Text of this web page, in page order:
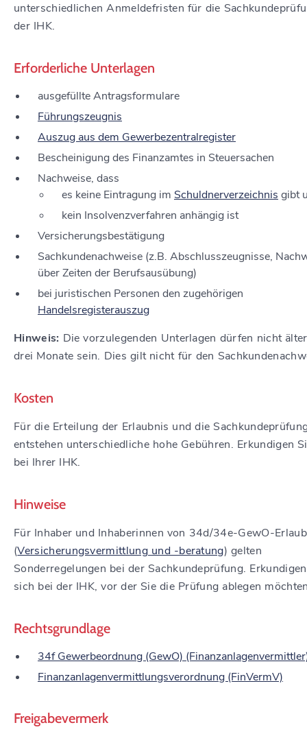
unterschiedlichen Anmeldefristen für die
der IHK.
Erforderliche Unterlagen
ausgefüllte Antragsformulare
Führungszeugnis
Auszug aus dem Gewerbezentralregister
Bescheinigung des Finanzamtes in Steuersachen
Nachweise, dass
es keine Eintragung im Schuldnerverzeichnis gibt
kein Insolvenzverfahren anhängig ist
Versicherungsbestätigung
Sachkundenachweise (z.B. Abschlusszeugnisse,
über Zeiten der Berufsausübung)
bei juristischen Personen den zugehörigen
Handelsregisterauszug
Hinweis: Die vorzulegenden Unterlagen dürfen nicht
drei Monate sein. Dies gilt nicht für den
Kosten
Für die Erteilung der Erlaubnis und die
entstehen unterschiedliche hohe Gebühren. Erkundigen
bei Ihrer IHK.
Hinweise
Für Inhaber und Inhaberinnen von 34d/34e-GewO-
(Versicherungsvermittlung und -beratung) gelten
Sonderregelungen bei der Sachkundeprüfung.
sich bei der IHK, vor der Sie die Prüfung ablegen
Rechtsgrundlage
34f Gewerbeordnung (GewO)
Finanzanlagenvermittlungsverordnung (FinVermV)
Freigabevermerk